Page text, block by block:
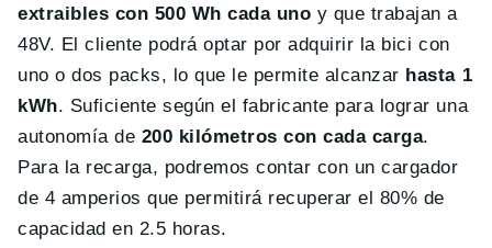
extraibles con 500 Wh cada uno y que trabajan a
48V. El cliente podrá optar por adquirir la bici con
uno o dos packs, lo que le permite alcanzar hasta 1
kWh. Suficiente según el fabricante para lograr una
autonomía de 200 kilómetros con cada carga.
Para la recarga, podremos contar con un cargador
de 4 amperios que permitirá recuperar el 80% de
capacidad en 2.5 horas.